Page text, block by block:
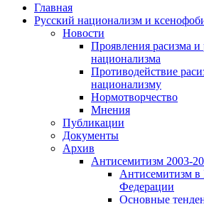
Главная
Русский национализм и
Новости
Проявления расизма и
национализма
Противодействие
национализму
Нормотворчество
Мнения
Публикации
Документы
Архив
Антисемитизм 2003-
Антисемитизм в
Федерации
Основные